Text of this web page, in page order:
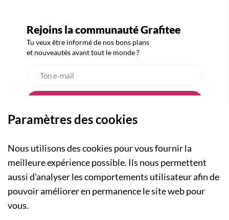
Rejoins la communauté Grafitee
Tu veux être informé de nos bons plans
et nouveautés avant tout le monde ?
A PROPOS
Qui sommes-nous ?
Actualités
NOS RUBRIQUES
Paramètres des cookies
Nous utilisons des cookies pour vous fournir la
meilleure expérience possible. Ils nous permettent
aussi d'analyser les comportements utilisateur afin de
pouvoir améliorer en permanence le site web pour
vous.